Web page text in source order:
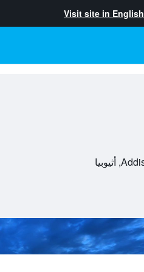
Visit site in English